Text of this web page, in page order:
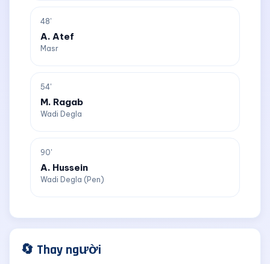
48'
A. Atef
Masr
54'
M. Ragab
Wadi Degla
90'
A. Hussein
Wadi Degla (Pen)
🔄 Thay người